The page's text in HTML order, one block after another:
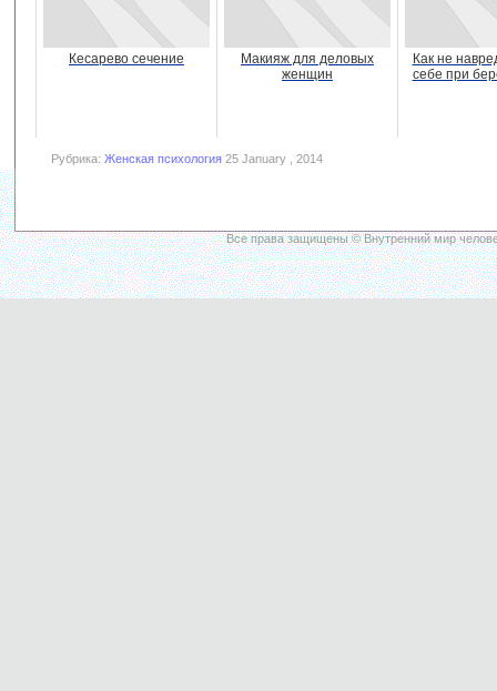
Кесарево сечение
Макияж для деловых
женщин
Как не
себе при
Рубрика: Женская психология 25 January , 2014
Все права защищены © Внутренний мир